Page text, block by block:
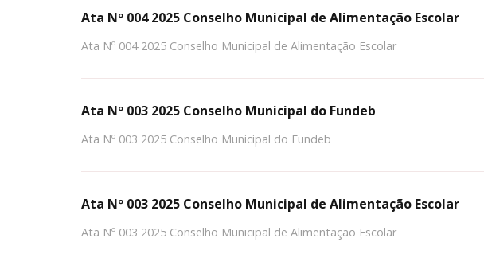
Ata Nº 004 2025 Conselho Municipal de Alimentação Escolar
Ata Nº 004 2025 Conselho Municipal de Alimentação Escolar
Ata Nº 003 2025 Conselho Municipal do Fundeb
Ata Nº 003 2025 Conselho Municipal do Fundeb
Ata Nº 003 2025 Conselho Municipal de Alimentação Escolar
Ata Nº 003 2025 Conselho Municipal de Alimentação Escolar